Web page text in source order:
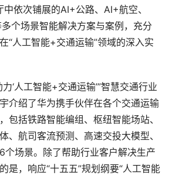
依次铺展的AI+公路、AI+航空、
个场景智能解决方案与案例，充分
“人工智能+交通运输”领域的深入实
‘人工智能+交通运输’”智慧交通行业
介绍了华为携手伙伴在各个交通运输
包括铁路智能编组、枢纽智能场站、
、航司客流预测、高速交投大模型、
个场景。除了帮助行业客户解决生产
是，响应“十五五”规划纲要“人工智能